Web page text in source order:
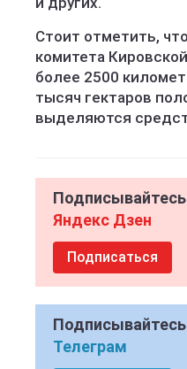
Стоит отметить,
комитета
более 2500
тысяч гектаров
выделяются
Яндекс Дзен
Подписаться
Телеграм